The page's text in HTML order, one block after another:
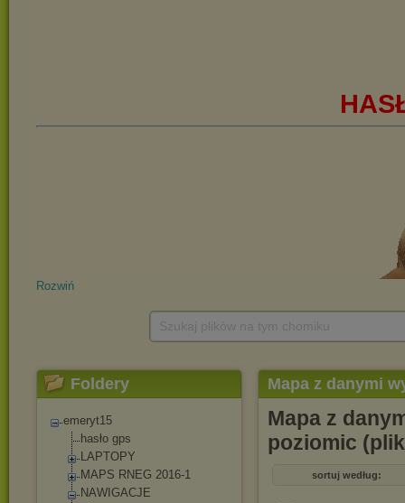
Rozwiń
Foldery
emeryt15
hasło gps
LAPTOPY
MAPS RNEG 2016-1
NAWIGACJE
Mapa z danymi
Mapa z
poziomic
sortuj według: